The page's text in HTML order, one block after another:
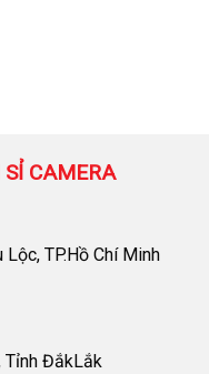
CAMERA
TP.Hồ Chí Minh
Tỉnh ĐắkLắk